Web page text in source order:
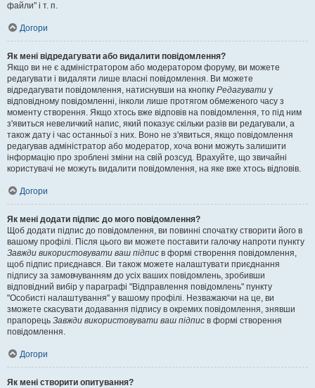
файли" і т. п.
Догори
Як мені відредагувати або видалити повідомлення?
Якщо ви не є адміністратором або модератором форуму, ви можете
редагувати і видаляти лише власні повідомлення. Ви можете
відредагувати повідомлення, натиснувши на кнопку Редагувати у
відповідному повідомленні, інколи лише протягом обмеженого часу з
моменту створення. Якщо хтось вже відповів на повідомлення, то під ним
з'явиться невеличкий напис, який показує скільки разів ви редагували, а
також дату і час останньої з них. Воно не з'явиться, якщо повідомлення
редагував адміністратор або модератор, хоча вони можуть залишити
інформацію про зроблені зміни на свій розсуд. Врахуйте, що звичайні
користувачі не можуть видалити повідомлення, на яке вже хтось відповів.
Догори
Як мені додати підпис до мого повідомлення?
Щоб додати підпис до повідомлення, ви повинні спочатку створити його в
вашому профілі. Після цього ви можете поставити галочку напроти пункту
Завжди використовувати ваш підпис в формі створення повідомлення,
щоб підпис приєднався. Ви також можете налаштувати приєднання
підпису за замовчуванням до усіх ваших повідомлень, зробивши
відповідний вибір у параграфі "Відправлення повідомлень" пункту
"Особисті налаштування" у вашому профілі. Незважаючи на це, ви
зможете скасувати додавання підпису в окремих повідомлення, знявши
прапорець Завжди використовувати ваш підпис в формі створення
повідомлення.
Догори
Як мені створити опитування?